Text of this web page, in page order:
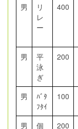
男
リ
レ
ー
400
男
平
泳
ぎ
200
男
ﾊﾞﾀ
ﾌﾀｲ
100
男
個
200